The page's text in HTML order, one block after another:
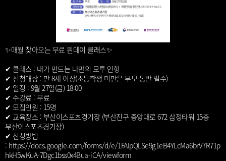
✨매월 찾아오는 무료 원데이 클래스✨
✔ 클래스 : 내가 만드는 나만의 모루 인형
✔ 신청대상 : 만 8세 이상(초등학생 미만은 부모 동반 필수)
✔ 일정 : 9월 27일(금) 18:00
✔ 수강료 : 무료
✔ 모집인원 : 15명
✔ 교육장소 : 부산이스포츠경기장 (부산진구 중앙대로 672 삼정타워 15층
부산이스포츠경기장)
✔ 신청방법
: https://docs.google.com/forms/d/e/1FAIpQLSe9g1eB4YLcMa6brV7R71p
hkH5wKuA-7Dgc1bss0x4Bua-iCA/viewform